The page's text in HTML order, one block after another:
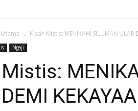
Kisah Mistis: MENIKAHI SILUMAN ULAR
Ngaji